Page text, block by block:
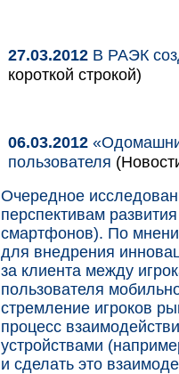
27.03.2012 В РАЭК
короткой строкой)
06.03.2012
пользователя
Очередное
перспективам
смартфонов). По
для внедрения
за клиента между
пользователя
стремление игроков
процесс
устройствами
и сделать это